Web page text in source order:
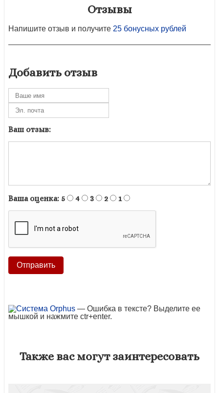
Отзывы
Напишите отзыв и получите 25 бонусных рублей
Добавить отзыв
Ваш отзыв:
Ваша оценка: 5 4 3 2 1
— Ошибка в тексте? Выделите ее
мышкой и нажмите ctr+enter.
Также вас могут заинтересовать